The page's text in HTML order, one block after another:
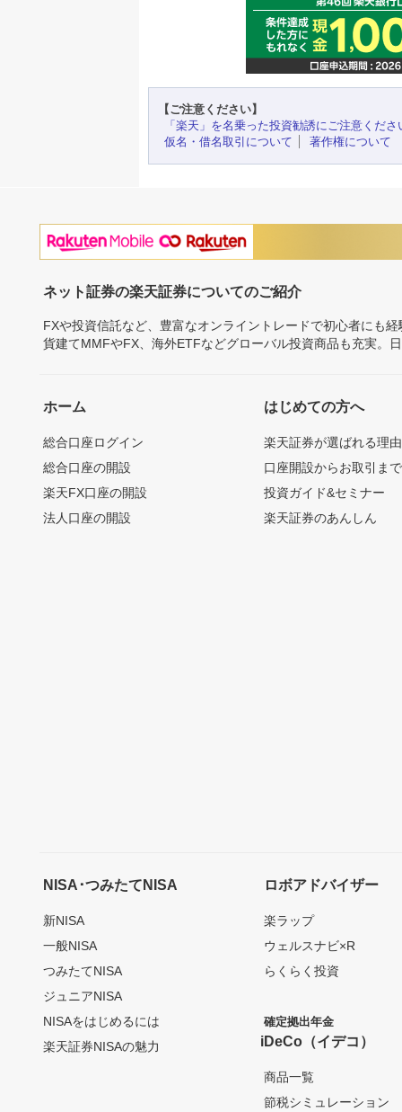
【ご注意ください】
「楽天」を名乗った投資勧誘にご注意くださ
仮名・借名取引について
著作権について
ネット証券の楽天証券についてのご紹介
FXや投資信託など、豊富なオンライントレードで初心者にも
貨建てMMFやFX、海外ETFなどグローバル投資商品も充実。
ホーム
総合口座ログイン
総合口座の開設
楽天FX口座の開設
法人口座の開設
はじめての方へ
楽天証券が選ばれる理由
口座開設からお取引ま
投資ガイド&セミナー
楽天証券のあんしん
NISA･つみたてNISA
新NISA
一般NISA
つみたてNISA
ジュニアNISA
NISAをはじめるには
楽天証券NISAの魅力
ロボアドバイザー
楽ラップ
ウェルスナビ×R
らくらく投資
確定拠出年金
iDeCo（イデコ）
商品一覧
節税シミュレーション